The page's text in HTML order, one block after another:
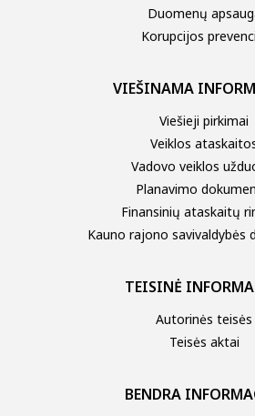
Duomenų
Korupcijos
VIEŠINAMA
Viešieji pirkimai
Veiklos
Vadovo veiklos
Planavimo
Finansinių ataskaitų
Kauno rajono savivaldybės
TEISINĖ
Autorinės teisės
Teisės aktai
BENDRA